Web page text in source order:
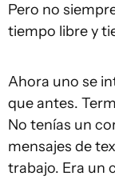
Pero no
tiempo libre y
Ahora uno se
que antes.
No tenías un
mensajes de
trabajo. Era un